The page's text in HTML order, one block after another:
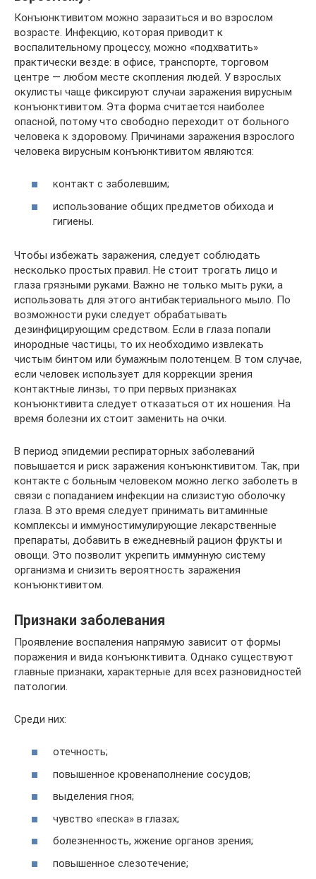
Конъюнктивитом можно заразиться и во взрослом
возрасте. Инфекцию, которая приводит к
воспалительному процессу, можно «подхватить»
практически везде: в офисе, транспорте, торговом
центре — любом месте скопления людей. У взрослых
окулисты чаще фиксируют случаи заражения вирусным
конъюнктивитом. Эта форма считается наиболее
опасной, потому что свободно переходит от больного
человека к здоровому. Причинами заражения взрослого
человека вирусным конъюнктивитом являются:
контакт с заболевшим;
использование общих предметов обихода и
гигиены.
Чтобы избежать заражения, следует соблюдать
несколько простых правил. Не стоит трогать лицо и
глаза грязными руками. Важно не только мыть руки, а
использовать для этого антибактериального мыло. По
возможности руки следует обрабатывать
дезинфицирующим средством. Если в глаза попали
инородные частицы, то их необходимо извлекать
чистым бинтом или бумажным полотенцем. В том случае,
если человек использует для коррекции зрения
контактные линзы, то при первых признаках
конъюнктивита следует отказаться от их ношения. На
время болезни их стоит заменить на очки.
В период эпидемии респираторных заболеваний
повышается и риск заражения конъюнктивитом. Так, при
контакте с больным человеком можно легко заболеть в
связи с попаданием инфекции на слизистую оболочку
глаза. В это время следует принимать витаминные
комплексы и иммуностимулирующие лекарственные
препараты, добавить в ежедневный рацион фрукты и
овощи. Это позволит укрепить иммунную систему
организма и снизить вероятность заражения
конъюнктивитом.
Признаки заболевания
Проявление воспаления напрямую зависит от формы
поражения и вида конъюнктивита. Однако существуют
главные признаки, характерные для всех разновидностей
патологии.
Среди них:
отечность;
повышенное кровенаполнение сосудов;
выделения гноя;
чувство «песка» в глазах;
болезненность, жжение органов зрения;
повышенное слезотечение;